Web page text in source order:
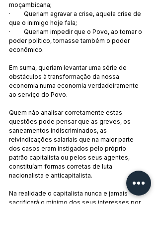
moçambicana;
·         Queriam agravar a crise, aquela crise de
que o inimigo hoje fala;
·         Queriam impedir que o Povo, ao tomar o
poder político, tomasse também o poder
econômico.
Em suma, queriam levantar uma série de
obstáculos à transformação da nossa
economia numa economia verdadeiramente
ao serviço do Povo.
Quem não analisar corretamente estas
questões pode pensar que as greves, os
saneamentos indiscriminados, as
reivindicações salariais que na maior parte
dos casos eram instigados pelo próprio
patrão capitalista ou pelos seus agentes,
constituíam formas corretas de luta
nacionalista e anticapitalista.
Na realidade o capitalista nunca e jamais
sacrificará o mínimo dos seus interesses por